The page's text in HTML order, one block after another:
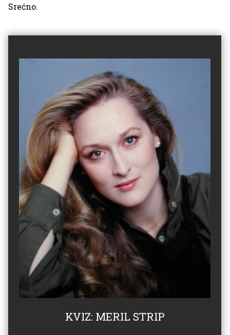
Srećno.
KVIZ: MERIL STRIP